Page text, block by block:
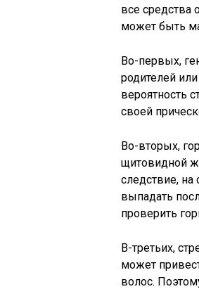
все средства
может быть
Во-первых,
родителей
вероятность
своей
Во-вторых,
щитовидной
следствие, на
выпадать
проверить
В-третьих,
может
волос.